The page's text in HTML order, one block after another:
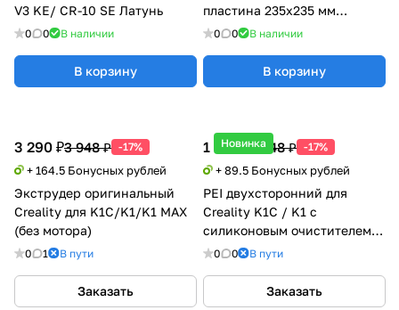
V3 KE/ CR-10 SE Латунь
0 0 В наличии
В корзину
пластина 235x235 мм
Creality K1/K1C без
0 0 В наличии
В корзину
3 290 ₽3 948 ₽ -17%
+ 164.5 Бонусных рублей
Экструдер оригинальный
Creality для K1C/K1/K1 MAX
(без мотора)
0 1 В пути
Заказать
Новинка
1 790 ₽2 148 ₽ -17%
+ 89.5 Бонусных рублей
PEI двухсторонний для
Creality K1C / K1 с
силиконовым очистителем
сопла
0 0 В пути
Заказать